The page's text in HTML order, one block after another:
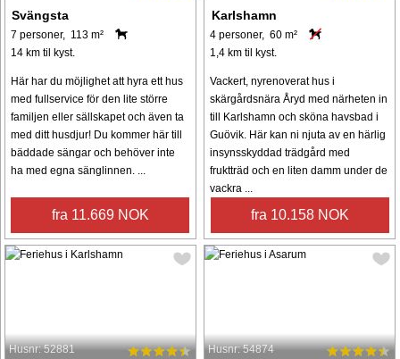
Svängsta
7 personer, 113 m²
14 km til kyst.
Här har du möjlighet att hyra ett hus
med fullservice för den lite större
familjen eller sällskapet och även ta
med ditt husdjur! Du kommer här till
bäddade sängar och behöver inte
ha med egna sänglinnen. ...
fra 11.669 NOK
Karlshamn
4 personer, 60 m²
1,4 km til kyst.
Vackert, nyrenoverat hus i
skärgårdsnära Åryd med närheten in
till Karlshamn och sköna havsbad i
Guövik. Här kan ni njuta av en härlig
insynsskyddad trädgård med
fruktträd och en liten damm under de
vackra ...
fra 10.158 NOK
Husnr: 52881 Husnr: 54874